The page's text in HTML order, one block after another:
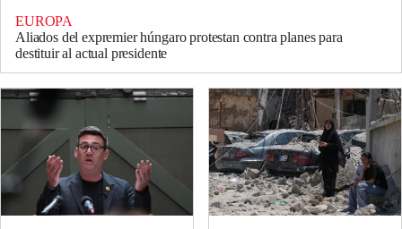
EUROPA
Aliados del expremier húngaro protestan contra planes para
destituir al actual presidente